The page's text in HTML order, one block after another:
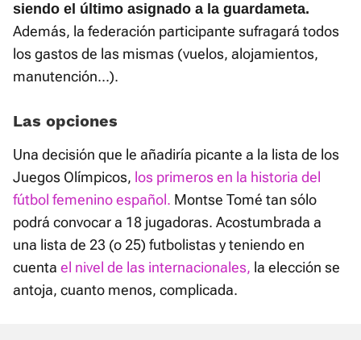
siendo el último asignado a la guardameta.
Además, la federación participante sufragará todos
los gastos de las mismas (vuelos, alojamientos,
manutención...).
Las opciones
Una decisión que le añadiría picante a la lista de los
Juegos Olímpicos, los primeros en la historia del
fútbol femenino español. Montse Tomé tan sólo
podrá convocar a 18 jugadoras. Acostumbrada a
una lista de 23 (o 25) futbolistas y teniendo en
cuenta el nivel de las internacionales, la elección se
antoja, cuanto menos, complicada.